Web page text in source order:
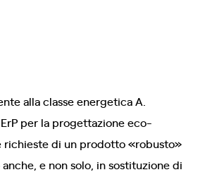
alla classe energetica A.
per la progettazione eco-
richieste di un prodotto «robusto»
e non solo, in sostituzione di